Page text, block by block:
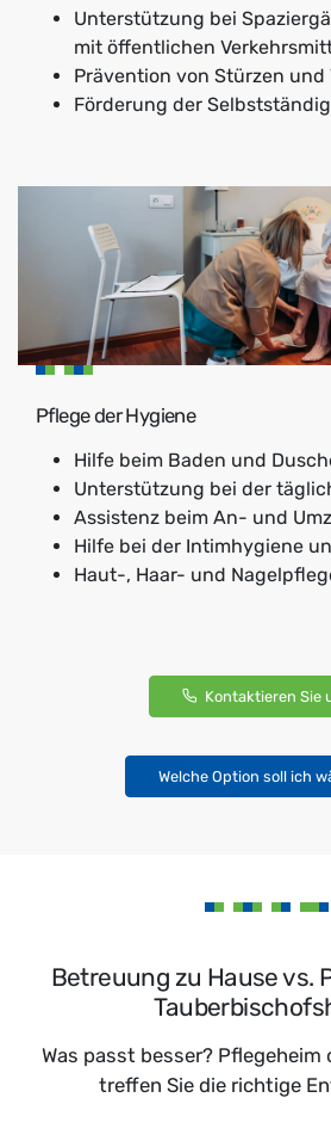
Unterstützung bei
mit öffentlichen
Prävention von Stürzen und
Förderung der
Pflege der Hygiene
Hilfe beim Baden und
Unterstützung bei der
Assistenz beim An- und
Hilfe bei der Intimhygiene
Haut-, Haar- und
Kontaktieren Sie
Welche Option soll ich
Betreuung zu Hause vs.
Was passt besser? Pflegeheim
treffen Sie die richtige